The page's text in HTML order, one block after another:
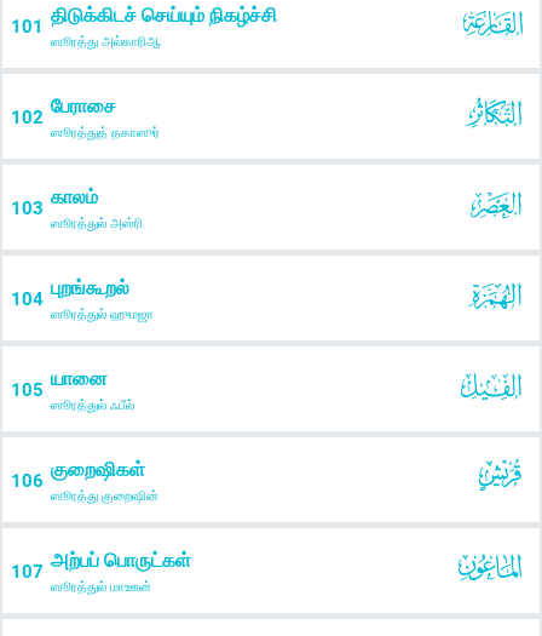
101 திடுக்கிடச் செய்யும் நிகழ்ச்சி
ஸூரத்து அல்காரிஆ
102 பேராசை
ஸூரத்துத் தகாஸுர்
103 காலம்
ஸூரத்துல் அஸ்ரி
104 புறங்கூறல்
ஸூரத்துல் ஹுமஜா
105 யானை
ஸூரத்துல் ஃபீல்
106 குறைஷிகள்
ஸூரத்து குறைஷின்
107 அற்பப் பொருட்கள்
ஸூரத்துல் மாஊன்